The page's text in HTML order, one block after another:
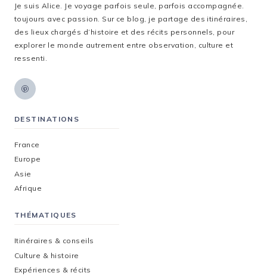
Je suis Alice. Je voyage parfois seule, parfois accompagnée.
toujours avec passion. Sur ce blog, je partage des itinéraires,
des lieux chargés d’histoire et des récits personnels, pour
explorer le monde autrement entre observation, culture et
ressenti.
DESTINATIONS
France
Europe
Asie
Afrique
THÉMATIQUES
Itinéraires & conseils
Culture & histoire
Expériences & récits